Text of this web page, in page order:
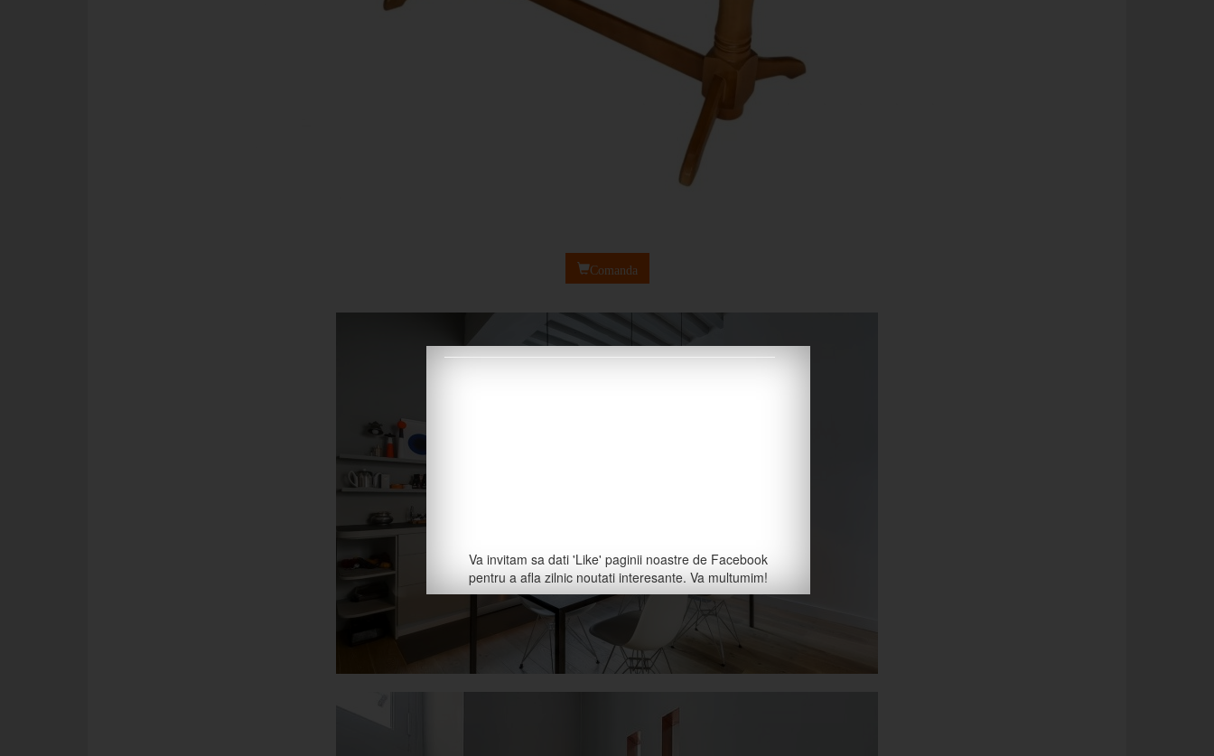
Comanda
Va invitam sa dati 'Like' paginii noastre de Facebook
pentru a afla zilnic noutati interesante. Va multumim!